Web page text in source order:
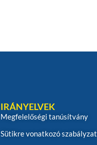
IRÁNYELVEK
Megfelelőségi tanúsítvány
Sütikre vonatkozó szabályzat